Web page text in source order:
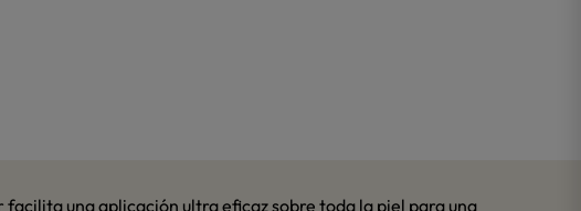
una aplicación ultra eficaz sobre toda la piel para una